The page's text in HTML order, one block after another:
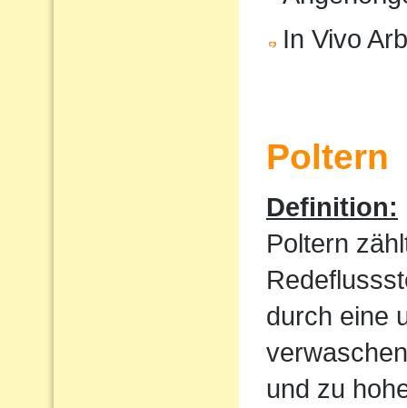
In Vivo
Poltern
Definition:
Poltern
durch eine
und zu